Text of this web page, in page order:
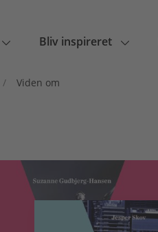
Bliv inspireret
/ Viden om